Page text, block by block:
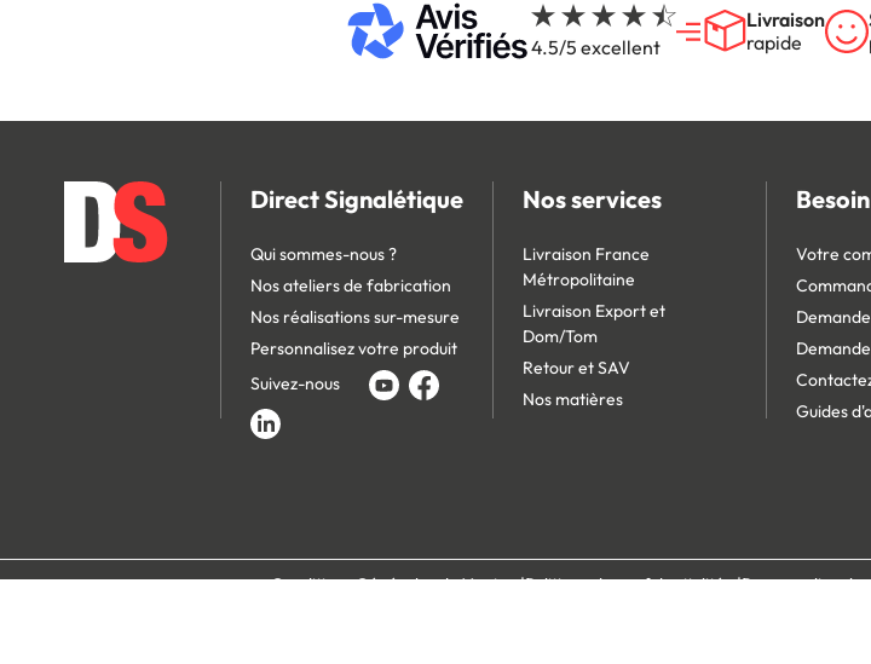
4.5/5 excellent
Livraison
rapide
Direct Signalétique
Qui sommes-nous ?
Nos ateliers de fabrication
Nos réalisations sur-mesure
Personnalisez votre produit
Suivez-nous
Nos services
Livraison France
Métropolitaine
Livraison Export et
Dom/Tom
Retour et SAV
Nos matières
Votre
Guides
Conditions Générales de Vente Politique de confidentialité Personnaliser